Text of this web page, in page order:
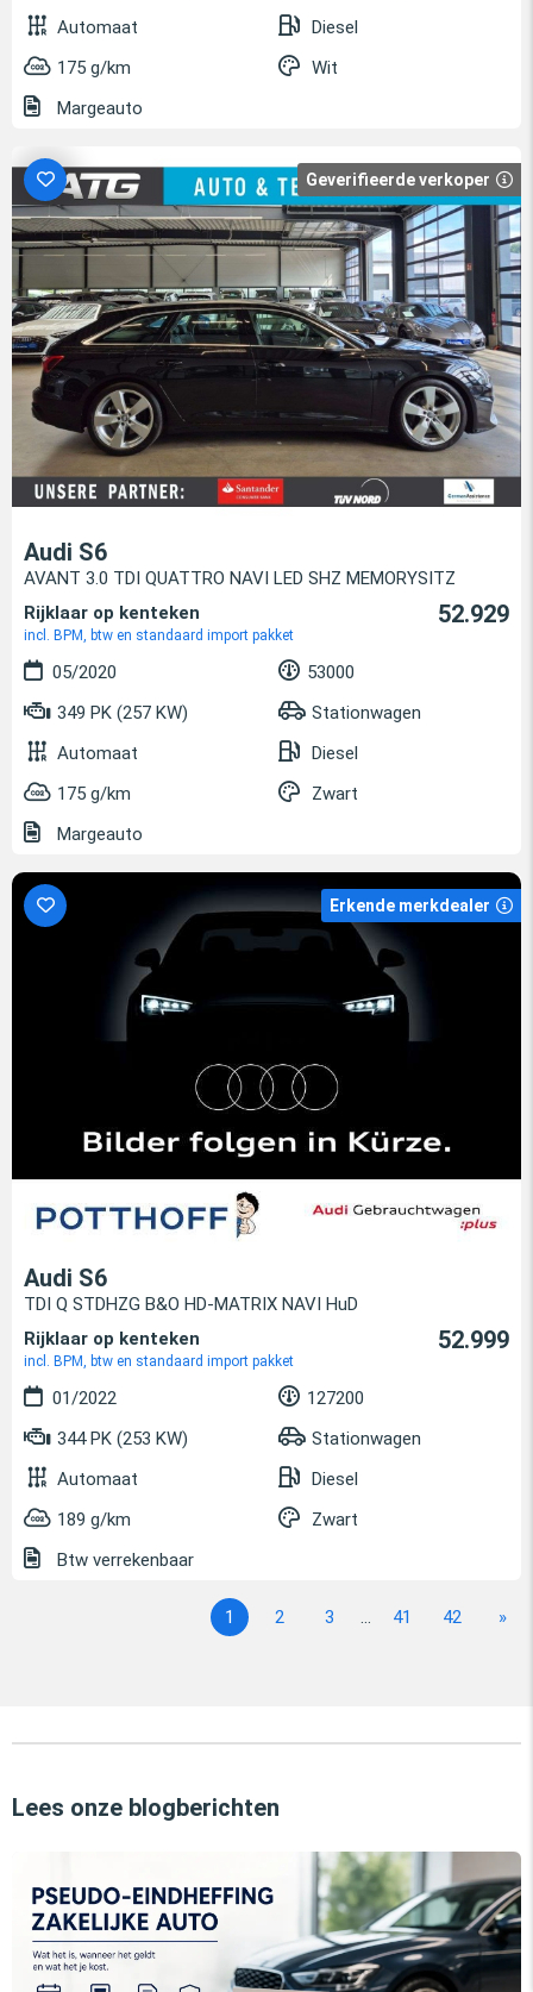
Automaat
Diesel
175 g/km
Wit
Margeauto
Geverifieerde verkoper
Audi S6
AVANT 3.0 TDI QUATTRO NAVI LED SHZ MEMORYSITZ
Rijklaar op kenteken
incl. BPM, btw en standaard import pakket
52.929
05/2020
53000
349 PK (257 KW)
Stationwagen
Automaat
Diesel
175 g/km
Zwart
Margeauto
Erkende merkdealer
Audi S6
TDI Q STDHZG B&O HD-MATRIX NAVI HuD
Rijklaar op kenteken
incl. BPM, btw en standaard import pakket
52.999
01/2022
127200
344 PK (253 KW)
Stationwagen
Automaat
Diesel
189 g/km
Zwart
Btw verrekenbaar
1 2 3 ... 41 42 »
Lees onze blogberichten